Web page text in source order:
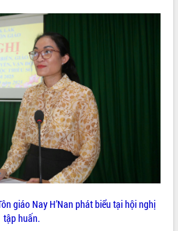
giáo Nay H’Nan phát biểu tại hội nghị
tập huấn.